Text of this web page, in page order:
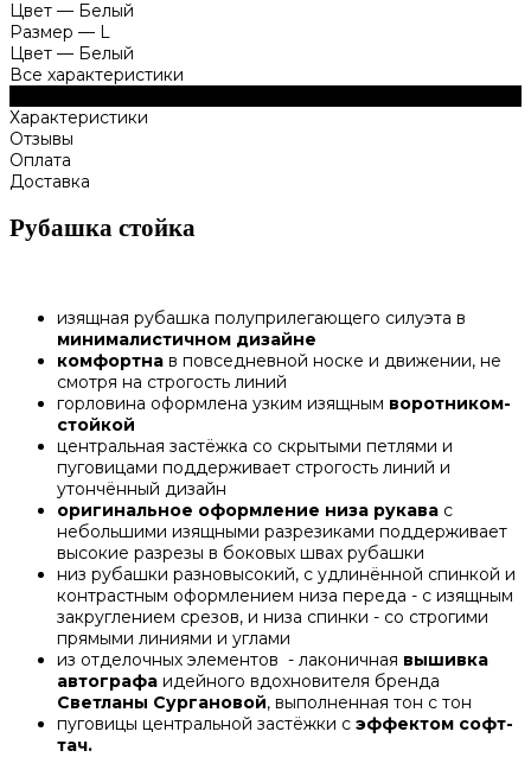
Цвет — Белый
Размер — L
Цвет — Белый
Все характеристики
Характеристики
Отзывы
Оплата
Доставка
Рубашка стойка
изящная рубашка полуприлегающего силуэта в
минималистичном дизайне
комфортна в повседневной носке и движении, не
смотря на строгость линий
горловина оформлена узким изящным воротником-
стойкой
центральная застёжка со скрытыми петлями и
пуговицами поддерживает строгость линий и
утончённый дизайн
оригинальное оформление низа рукава с
небольшими изящными разрезиками поддерживает
высокие разрезы в боковых швах рубашки
низ рубашки разновысокий, с удлинённой спинкой и
контрастным оформлением низа переда - с изящным
закруглением срезов, и низа спинки - со строгими
прямыми линиями и углами
из отделочных элементов - лаконичная вышивка
автографа идейного вдохновителя бренда
Светланы Сургановой, выполненная тон с тон
пуговицы центральной застёжки с эффектом софт-
тач.